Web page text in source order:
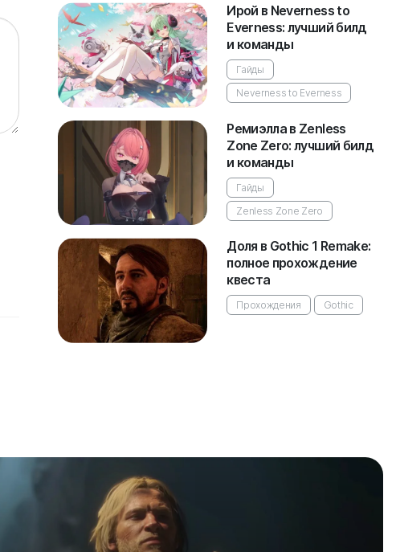
Ирой в Neverness to
Everness: лучший билд
и команды
Гайды
Neverness to Everness
Ремиэлла в Zenless
Zone Zero: лучший билд
и команды
Гайды
Zenless Zone Zero
Доля в Gothic 1 Remake:
полное прохождение
квеста
Прохождения Gothic